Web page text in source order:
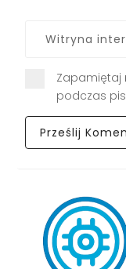
Zapamiętaj
podczas